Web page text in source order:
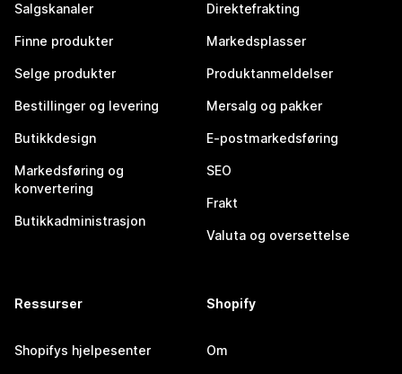
Salgskanaler
Finne produkter
Selge produkter
Bestillinger og levering
Butikkdesign
Markedsføring og
konvertering
Butikkadministrasjon
Direktefrakting
Markedsplasser
Produktanmeldelser
Mersalg og pakker
E-postmarkedsføring
SEO
Frakt
Valuta og oversettelse
Ressurser
Shopifys hjelpesenter
Shopify
Om